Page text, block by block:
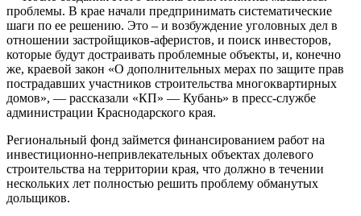
проблемы. В крае начали предпринимать систематические
шаги по ее решению. Это – и возбуждение уголовных дел в
отношении застройщиков-аферистов, и поиск инвесторов,
которые будут достраивать проблемные объекты, и, конечно
же, краевой закон «О дополнительных мерах по защите прав
пострадавших участников строительства многоквартирных
домов», — рассказали «КП» — Кубань» в пресс-службе
администрации Краснодарского края.
Региональный фонд займется финансированием работ на
инвестиционно-непривлекательных объектах долевого
строительства на территории края, что должно в течении
нескольких лет полностью решить проблему обманутых
дольщиков.